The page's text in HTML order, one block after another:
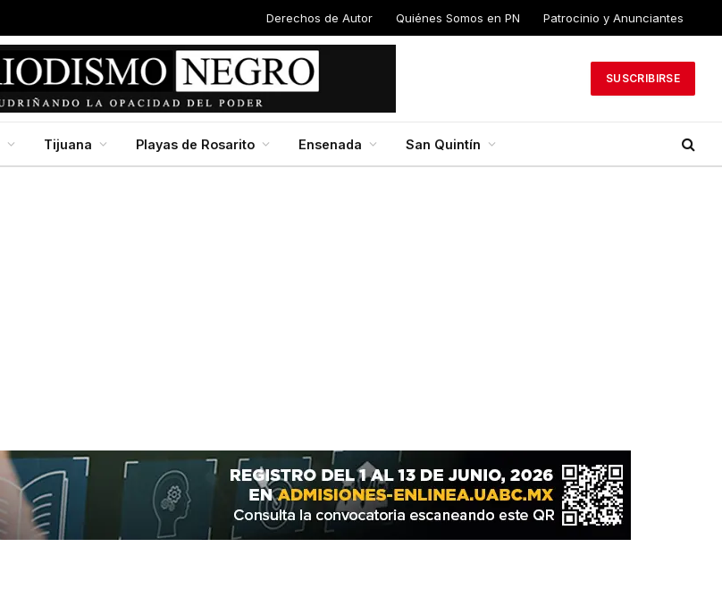
Derechos de Autor Quiénes Somos en PN Patrocinio y Anunciantes
SUSCRIBIRSE
Tijuana Playas de Rosarito Ensenada San Quintín